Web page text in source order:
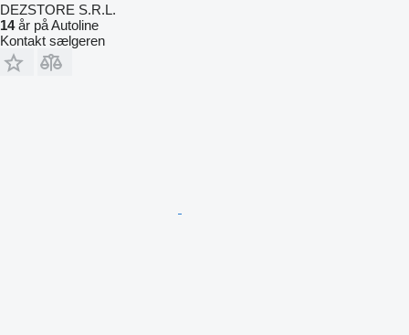
DEZSTORE S.R.L.
14år på Autoline
Kontakt sælgeren